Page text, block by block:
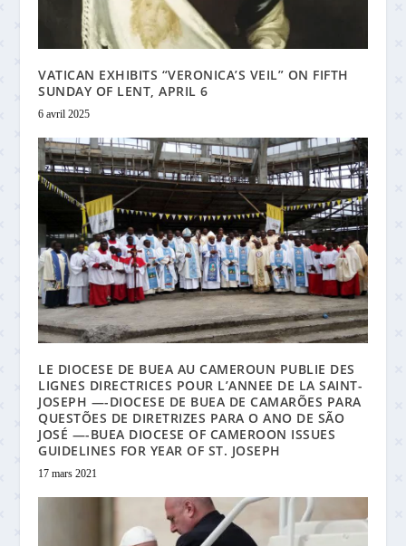
VATICAN EXHIBITS “VERONICA’S VEIL” ON FIFTH
SUNDAY OF LENT, APRIL 6
6 avril 2025
LE DIOCESE DE BUEA AU CAMEROUN PUBLIE DES
LIGNES DIRECTRICES POUR L’ANNEE DE LA SAINT-
JOSEPH —-DIOCESE DE BUEA DE CAMARÕES PARA
QUESTÕES DE DIRETRIZES PARA O ANO DE SÃO
JOSÉ —-BUEA DIOCESE OF CAMEROON ISSUES
GUIDELINES FOR YEAR OF ST. JOSEPH
17 mars 2021